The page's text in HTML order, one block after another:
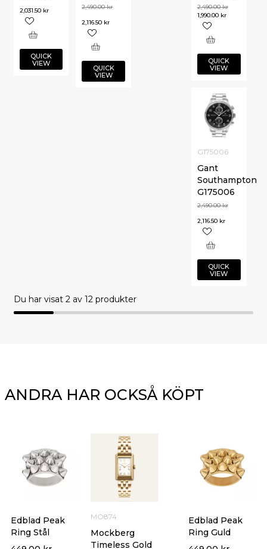
2,031.50 kr
QUICK
VIEW
2,490.00kr
1,990.00 kr
QUICK
VIEW
2,490.00kr
2,116.50 kr
QUICK
VIEW
G175006
Gant
Southampton
G175006
2,490.00kr
2,116.50 kr
QUICK
VIEW
Du har visat 2av 12 produkter
ANDRA HAR OCKSÅ KÖPT
Edblad Peak
Ring Stål
Edblad Peak
Ring Guld
MO874
Mockberg
Timeless Gold